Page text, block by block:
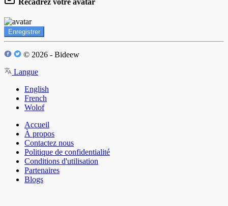
Enregistrer
© 2026 - Bideew
Langue
English
French
Wolof
Accueil
À propos
Contactez nous
Politique de confidentialité
Conditions d'utilisation
Partenaires
Blogs